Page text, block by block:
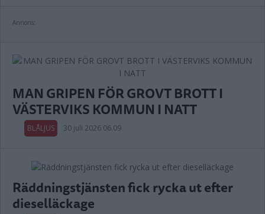
Annons:
MAN GRIPEN FÖR GROVT BROTT I
VÄSTERVIKS KOMMUN I NATT
BLÅLJUS 30 juli 2026 06.09
Räddningstjänsten fick rycka ut efter
dieselläckage